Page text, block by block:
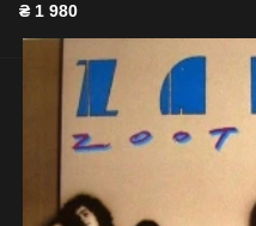
₴ 1 980